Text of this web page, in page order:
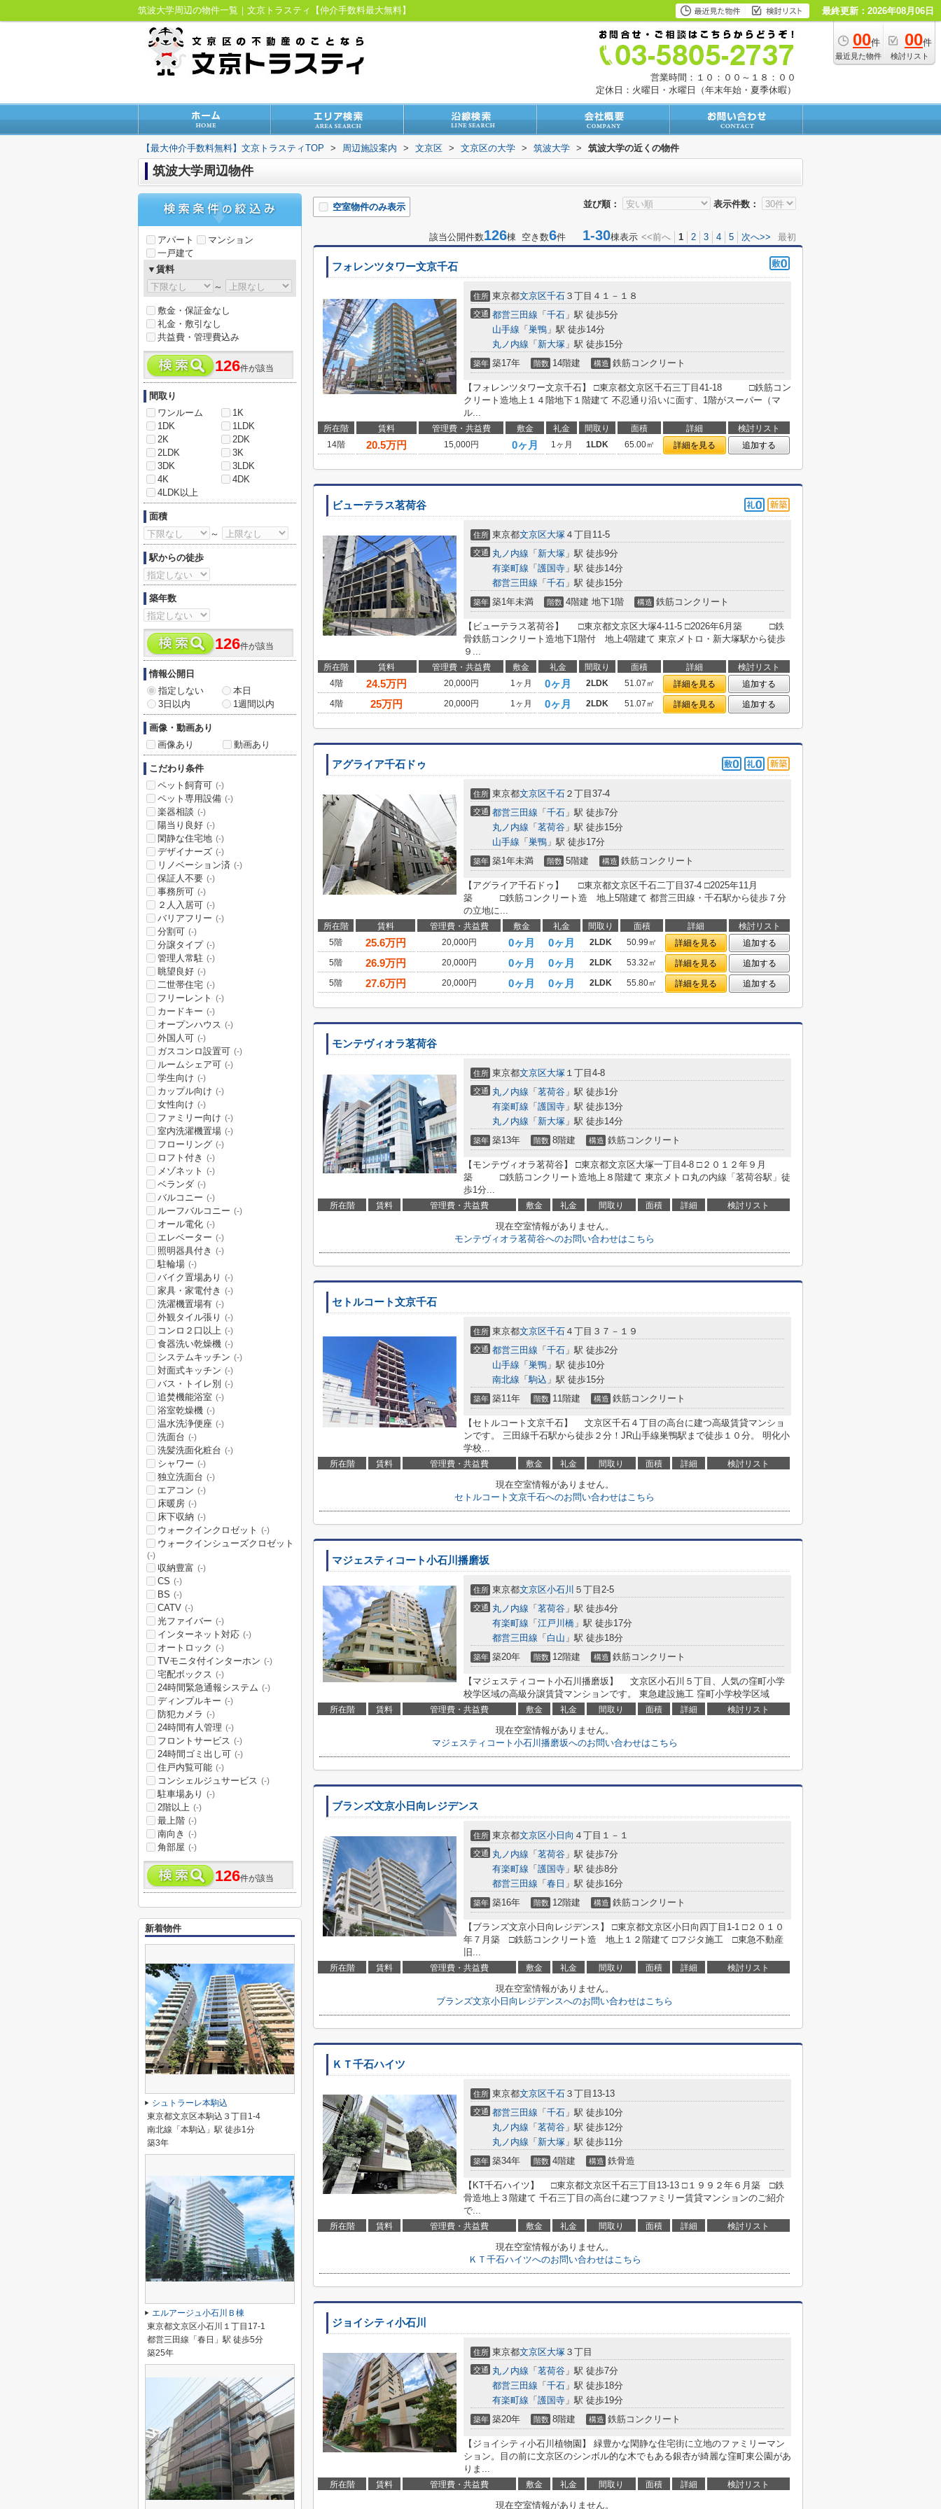
筑波大学周辺の物件一覧｜文京トラスティ【仲介手数料最大無料】 最終更新：2026年08月06日
00件
最近見た物件
00件
検討リスト
営業時間：１０：００～１８：００
定休日：火曜日・水曜日（年末年始・夏季休暇）
【最大仲介手数料無料】文京トラスティTOP > 周辺施設案内 > 文京区 > 文京区の大学 > 筑波大学 > 筑波大学の近くの物件
筑波大学周辺物件
並び順： 表示件数：
空室物件のみ表示
該当公開件数126棟 空き数6件 1-30棟表示 <<前へ 1 2 3 4 5 次へ>> 最初
フォレンツタワー文京千石
住所 東京都文京区千石 ３丁目４１－１８
交通 都営三田線 「 千石 」駅 徒歩5分
山手線 「 巣鴨 」駅 徒歩14分
丸ノ内線 「 新大塚 」駅 徒歩15分
築年 築17年 階数 14階建 構造 鉄筋コンクリート
【フォレンツタワー文京千石】 □東京都文京区千石三丁目41-18 □鉄筋コン
クリート造地上１４階地下１階建て 不忍通り沿いに面す、1階がスーパー（マ
ル...
所在階 賃料 管理費・共益費 敷金 礼金 間取り 面積 詳細
検討リスト
14階
20.5万円 15,000円 0ヶ月 1ヶ月 1LDK 65.00㎡ 詳細を見る 追加する
ビューテラス茗荷谷
住所 東京都文京区大塚 ４丁目11-5
交通 丸ノ内線 「 新大塚 」駅 徒歩9分
有楽町線 「 護国寺 」駅 徒歩14分
都営三田線 「 千石 」駅 徒歩15分
築年 築1年未満 階数 4階建 地下1階 構造 鉄筋コンクリート
【ビューテラス茗荷谷】 □東京都文京区大塚4-11-5 □2026年6月築 □鉄
骨鉄筋コンクリート造地下1階付 地上4階建て 東京メトロ・新大塚駅から徒歩
９...
所在階 賃料 管理費・共益費 敷金 礼金 間取り 面積 詳細
検討リスト
4階
24.5万円 20,000円 1ヶ月 0ヶ月 2LDK 51.07㎡ 詳細を見る
追加する
4階
25万円 20,000円 1ヶ月 0ヶ月 2LDK 51.07㎡ 詳細を見る 追加する
アグライア千石ドゥ
住所 東京都文京区千石 ２丁目37-4
交通 都営三田線 「 千石 」駅 徒歩7分
丸ノ内線 「 茗荷谷 」駅 徒歩15分
山手線 「 巣鴨 」駅 徒歩17分
築年 築1年未満 階数 5階建 構造 鉄筋コンクリート
【アグライア千石ドゥ】 □東京都文京区千石二丁目37-4 □2025年11月
築 □鉄筋コンクリート造 地上5階建て 都営三田線・千石駅から徒歩７分
の立地に...
所在階 賃料 管理費・共益費 敷金 礼金 間取り 面積 詳細
検討リスト
5階
25.6万円 20,000円 0ヶ月 0ヶ月 2LDK 50.99㎡ 詳細を見る
追加する
5階
26.9万円 20,000円 0ヶ月 0ヶ月 2LDK 53.32㎡ 詳細を見る
追加する
5階
27.6万円 20,000円 0ヶ月 0ヶ月 2LDK 55.80㎡ 詳細を見る 追加する
モンテヴィオラ茗荷谷
住所 東京都文京区大塚 １丁目4-8
交通 丸ノ内線 「 茗荷谷 」駅 徒歩1分
有楽町線 「 護国寺 」駅 徒歩13分
丸ノ内線 「 新大塚 」駅 徒歩14分
築年 築13年 階数 8階建 構造 鉄筋コンクリート
【モンテヴィオラ茗荷谷】 □東京都文京区大塚一丁目4-8 □２０１２年９月
築 □鉄筋コンクリート造地上８階建て 東京メトロ丸の内線「茗荷谷駅」徒
歩1分...
所在階 賃料 管理費・共益費 敷金 礼金 間取り 面積 詳細 検討リスト
現在空室情報がありません。
モンテヴィオラ茗荷谷へのお問い合わせはこちら
セトルコート文京千石
住所 東京都文京区千石 ４丁目３７－１９
交通 都営三田線 「 千石 」駅 徒歩2分
山手線 「 巣鴨 」駅 徒歩10分
南北線 「駒込 」駅 徒歩15分
築年 築11年 階数 11階建 構造 鉄筋コンクリート
【セトルコート文京千石】 文京区千石４丁目の高台に建つ高級賃貸マンショ
ンです。 三田線千石駅から徒歩２分！JR山手線巣鴨駅まで徒歩１０分。 明化小
学校...
所在階 賃料 管理費・共益費 敷金 礼金 間取り 面積 詳細 検討リスト
現在空室情報がありません。
セトルコート文京千石へのお問い合わせはこちら
マジェスティコート小石川播磨坂
住所 東京都文京区小石川 ５丁目2-5
交通 丸ノ内線 「 茗荷谷 」駅 徒歩4分
有楽町線 「 江戸川橋 」駅 徒歩17分
都営三田線 「 白山 」駅 徒歩18分
築年 築20年 階数 12階建 構造 鉄筋コンクリート
【マジェスティコート小石川播磨坂】 文京区小石川５丁目、人気の窪町小学
校学区域の高級分譲賃貸マンションです。 東急建設施工 窪町小学校学区域
所在階 賃料 管理費・共益費 敷金 礼金 間取り 面積 詳細 検討リスト
現在空室情報がありません。
マジェスティコート小石川播磨坂へのお問い合わせはこちら
ブランズ文京小日向レジデンス
住所 東京都文京区小日向 ４丁目１－１
交通 丸ノ内線 「 茗荷谷 」駅 徒歩7分
有楽町線 「 護国寺 」駅 徒歩8分
都営三田線 「 春日 」駅 徒歩16分
築年 築16年 階数 12階建 構造 鉄筋コンクリート
【ブランズ文京小日向レジデンス】 □東京都文京区小日向四丁目1-1 □２０１０
年７月築 □鉄筋コンクリート造 地上１２階建て □フジタ施工 □東急不動産
旧...
所在階 賃料 管理費・共益費 敷金 礼金 間取り 面積 詳細 検討リスト
現在空室情報がありません。
ブランズ文京小日向レジデンスへのお問い合わせはこちら
ＫＴ千石ハイツ
住所 東京都文京区千石 ３丁目13-13
交通 都営三田線 「 千石 」駅 徒歩10分
丸ノ内線 「 茗荷谷 」駅 徒歩12分
丸ノ内線 「 新大塚 」駅 徒歩11分
築年 築34年 階数 4階建 構造 鉄骨造
【KT千石ハイツ】 □東京都文京区千石三丁目13-13 □１９９２年６月築 □鉄
骨造地上３階建て 千石三丁目の高台に建つファミリー賃貸マンションのご紹介
で...
所在階 賃料 管理費・共益費 敷金 礼金 間取り 面積 詳細 検討リスト
現在空室情報がありません。
ＫＴ千石ハイツへのお問い合わせはこちら
ジョイシティ小石川
住所 東京都文京区大塚 ３丁目
交通 丸ノ内線 「 茗荷谷 」駅 徒歩7分
都営三田線 「 千石 」駅 徒歩18分
有楽町線 「 護国寺 」駅 徒歩19分
築年 築20年 階数 8階建 構造 鉄筋コンクリート
【ジョイシティ小石川植物園】 緑豊かな閑静な住宅街に立地のファミリーマン
ション。目の前に文京区のシンボル的な木でもある銀杏が綺麗な窪町東公園があ
りま...
所在階 賃料 管理費・共益費 敷金 礼金 間取り 面積 詳細 検討リスト
現在空室情報がありません。
アパート
マンション
一戸建て
▼賃料
～
敷金・保証金なし
礼金・敷引なし
共益費・管理費込み
126件が該当
間取り
ワンルーム
1K
1DK
1LDK
2K
2DK
2LDK
3K
3DK
3LDK
4K
4DK
4LDK以上
面積
～
駅からの徒歩
築年数
126件が該当
情報公開日
指定しない
本日
3日以内
1週間以内
画像・動画あり
画像あり
動画あり
こだわり条件
ペット飼育可 (-)
ペット専用設備 (-)
楽器相談 (-)
陽当り良好 (-)
閑静な住宅地 (-)
デザイナーズ (-)
リノベーション済 (-)
保証人不要 (-)
事務所可 (-)
２人入居可 (-)
バリアフリー (-)
分割可 (-)
分譲タイプ (-)
管理人常駐 (-)
眺望良好 (-)
二世帯住宅 (-)
フリーレント (-)
カードキー (-)
オープンハウス (-)
外国人可 (-)
ガスコンロ設置可 (-)
ルームシェア可 (-)
学生向け (-)
カップル向け (-)
女性向け (-)
ファミリー向け (-)
室内洗濯機置場 (-)
フローリング (-)
ロフト付き (-)
メゾネット (-)
ベランダ (-)
バルコニー (-)
ルーフバルコニー (-)
オール電化 (-)
エレベーター (-)
照明器具付き (-)
駐輪場 (-)
バイク置場あり (-)
家具・家電付き (-)
洗濯機置場有 (-)
外観タイル張り (-)
コンロ２口以上 (-)
食器洗い乾燥機 (-)
システムキッチン (-)
対面式キッチン (-)
バス・トイレ別 (-)
追焚機能浴室 (-)
浴室乾燥機 (-)
温水洗浄便座 (-)
洗面台 (-)
洗髪洗面化粧台 (-)
シャワー (-)
独立洗面台 (-)
エアコン (-)
床暖房 (-)
床下収納 (-)
ウォークインクロゼット (-)
ウォークインシューズクロゼット
(-)
収納豊富 (-)
CS (-)
BS (-)
CATV (-)
光ファイバー (-)
インターネット対応 (-)
オートロック (-)
TVモニタ付インターホン (-)
宅配ボックス (-)
24時間緊急通報システム (-)
ディンプルキー (-)
防犯カメラ (-)
24時間有人管理 (-)
フロントサービス (-)
24時間ゴミ出し可 (-)
住戸内覧可能 (-)
コンシェルジュサービス (-)
駐車場あり (-)
2階以上 (-)
最上階 (-)
南向き (-)
角部屋 (-)
126件が該当
新着物件
シュトラーレ本駒込
東京都文京区本駒込３丁目1-4
南北線「本駒込」駅 徒歩1分
築3年
エルアージュ小石川Ｂ棟
東京都文京区小石川１丁目17-1
都営三田線「春日」駅 徒歩5分
築25年